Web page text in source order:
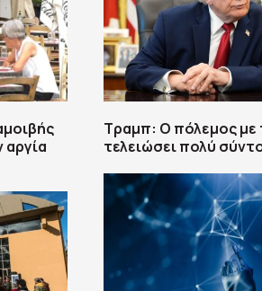
Τραμπ: Ο πόλεμος με
τελειώσει πολύ